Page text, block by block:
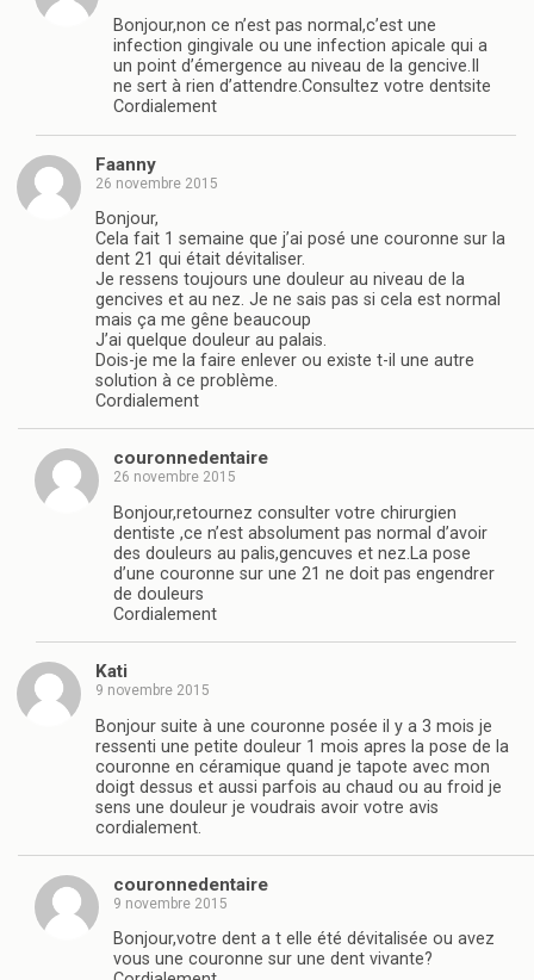
Bonjour,non ce n’est pas normal,c’est une
infection gingivale ou une infection apicale qui a
un point d’émergence au niveau de la gencive.Il
ne sert à rien d’attendre.Consultez votre dentsite
Cordialement
Faanny
26 novembre 2015
Bonjour,
Cela fait 1 semaine que j’ai posé une couronne sur la
dent 21 qui était dévitaliser.
Je ressens toujours une douleur au niveau de la
gencives et au nez. Je ne sais pas si cela est normal
mais ça me gêne beaucoup
J’ai quelque douleur au palais.
Dois-je me la faire enlever ou existe t-il une autre
solution à ce problème.
Cordialement
couronnedentaire
26 novembre 2015
Bonjour,retournez consulter votre chirurgien
dentiste ,ce n’est absolument pas normal d’avoir
des douleurs au palis,gencuves et nez.La pose
d’une couronne sur une 21 ne doit pas engendrer
de douleurs
Cordialement
Kati
9 novembre 2015
Bonjour suite à une couronne posée il y a 3 mois je
ressenti une petite douleur 1 mois apres la pose de la
couronne en céramique quand je tapote avec mon
doigt dessus et aussi parfois au chaud ou au froid je
sens une douleur je voudrais avoir votre avis
cordialement.
couronnedentaire
9 novembre 2015
Bonjour,votre dent a t elle été dévitalisée ou avez
vous une couronne sur une dent vivante?